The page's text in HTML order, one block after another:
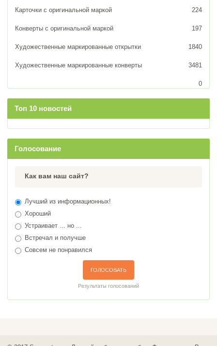
Карточки с оригинальной маркой 224
Конверты с оригинальной маркой 197
Художественные маркированные открытки 1840
Художественные маркированные конверты 3481
0
Топ 10 новостей
Голосование
Как вам наш сайт?
Лучший из информационных!
Хороший
Устраивает ... но ...
Встречал и получше
Совсем не понравился
ГОЛОСОВАТЬ
Результаты голосований